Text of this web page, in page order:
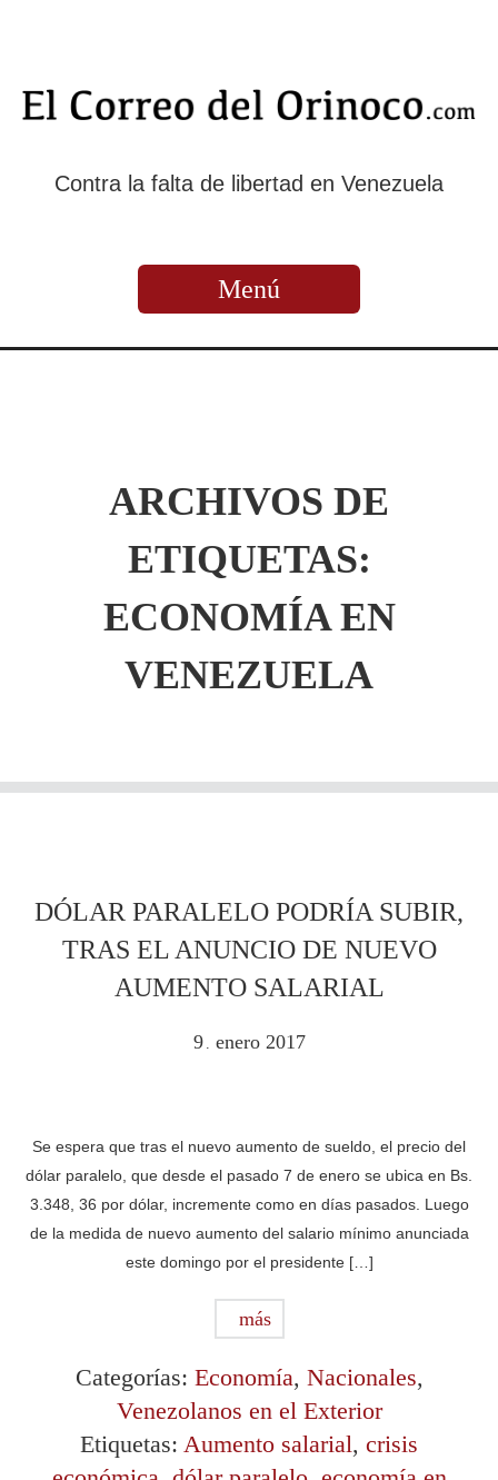
Contra la falta de libertad en Venezuela
Menú
ARCHIVOS DE
ETIQUETAS:
ECONOMÍA EN
VENEZUELA
DÓLAR PARALELO PODRÍA SUBIR,
TRAS EL ANUNCIO DE NUEVO
AUMENTO SALARIAL
9 . enero 2017
Se espera que tras el nuevo aumento de sueldo, el precio del
dólar paralelo, que desde el pasado 7 de enero se ubica en Bs.
3.348, 36 por dólar, incremente como en días pasados. Luego
de la medida de nuevo aumento del salario mínimo anunciada
este domingo por el presidente […]
más
Categorías: Economía, Nacionales,
Venezolanos en el Exterior
Etiquetas: Aumento salarial, crisis